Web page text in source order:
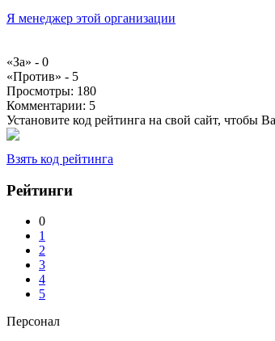
Я менеджер этой организации
«За» - 0
«Против» - 5
Просмотры: 180
Комментарии: 5
Установите код рейтинга на свой сайт, чтобы
Взять код рейтинга
Рейтинги
0
1
2
3
4
5
Персонал